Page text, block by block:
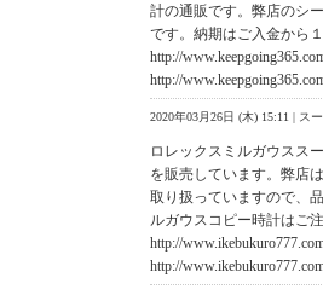
計の通販です。弊店のシ
です。納期はご入金から
http://
http://
2020年03月26日 (木) 15:11 | ス
ロレックスミルガウスス
を販売しています。弊店
取り扱っていますので、
ルガウスコピー時計はご
http://
http://